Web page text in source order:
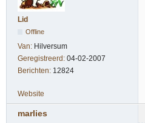
Lid
Offline
Van: Hilversum
Geregistreerd: 04-02-2007
Berichten: 12824
Website
marlies